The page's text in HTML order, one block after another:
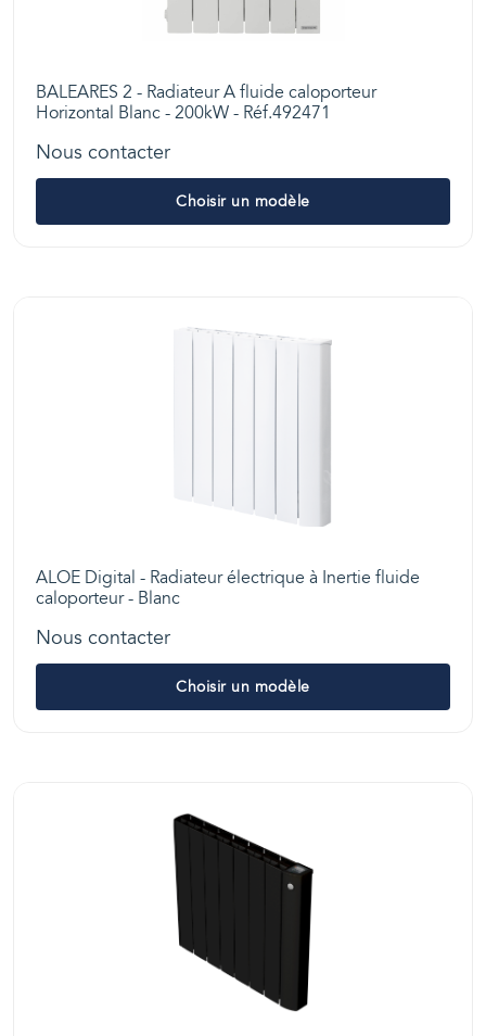
BALEARES 2 - Radiateur A fluide caloporteur
Horizontal Blanc - 200kW - Réf.492471
Nous contacter
Choisir un modèle
ALOE Digital - Radiateur électrique à Inertie fluide
caloporteur - Blanc
Nous contacter
Choisir un modèle